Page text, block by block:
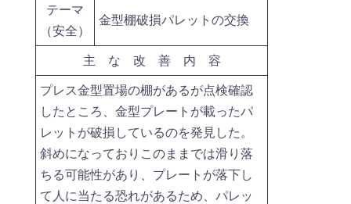
テーマ
（安全）
金型棚破損パレットの交換
主 な 改 善 内 容
プレス金型置場の棚があるが点検確認
したところ、金型プレートが載ったパ
レットが破損しているのを発見した。
斜めになっておりこのままでは滑り落
ちる可能性があり、プレートが落下し
て人に当たる恐れがあるため、パレッ